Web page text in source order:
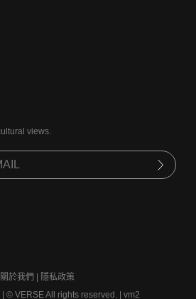
views.
關於我們 | 隱私政策
| © VERSE All rights reserved. | vm2